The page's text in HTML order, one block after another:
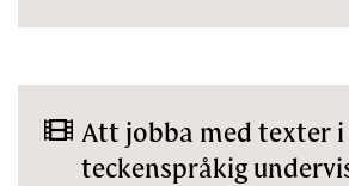
Att jobba med texter
teckenspråkig